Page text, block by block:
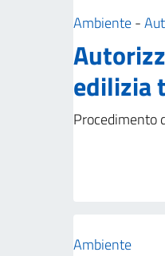
Categoria:
Ambiente-
edilizia
Procedimento
Categoria:
Ambiente